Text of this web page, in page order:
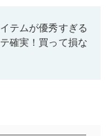
テムが優秀すぎる
確実！買って損な